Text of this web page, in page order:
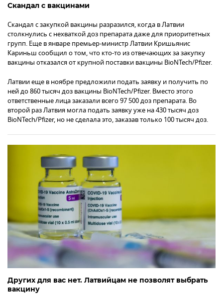
Скандал с вакцинами
Скандал с закупкой вакцины разразился, когда в Латвии
столкнулись с нехваткой доз препарата даже для приоритетных
групп. Еще в январе премьер-министр Латвии Кришьянис
Кариньш сообщил о том, что кто-то из отвечающих за закупку
вакцины отказался от крупной поставки вакцины BioNTech/Pfizer.
Латвии еще в ноябре предложили подать заявку и получить по
ней до 860 тысяч доз вакцины BioNTech/Pfizer. Вместо этого
ответственные лица заказали всего 97 500 доз препарата. Во
второй раз Латвия могла подать заявку уже на 430 тысяч доз
BioNTech/Pfizer, но не сделала это, заказав только 100 тысяч доз.
Других для вас нет. Латвийцам не позволят выбрать
вакцину